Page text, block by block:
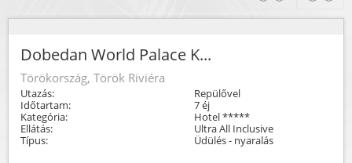
Dobedan World Palace K...
Törökország, Török Riviéra
Utazás:
Repülővel
Időtartam:
7 éj
Kategória:
Hotel *****
Ellátás:
Ultra All Inclusive
Típus:
Üdülés - nyaralás